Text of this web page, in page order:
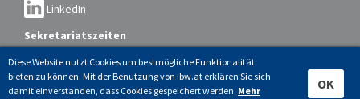
LinkedIn
Sekretariatszeiten
Montag bis Donnerstag: 9.00 – 16.00 Uhr
Freitag: 9.00 – 14.00 Uhr
Diese Website nutzt Cookies um bestmögliche Funktionalität
bieten zu können. Mit der Benutzung von ibw.at erklären Sie sich
damit einverstanden, dass Cookies gespeichert werden. Mehr OK